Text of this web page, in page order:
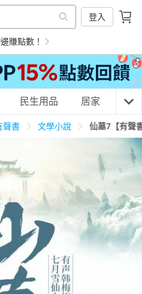
登入
賺點數！
民生用品
運動休閒 親子玩具
化妝保養
民生用品 居家 3C
聲書 文學小說 仙墓7【有聲